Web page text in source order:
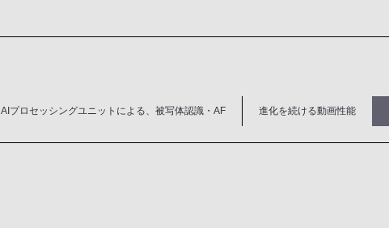
AIプロセッシングユニットによる、被写体認識・AF 進化を続ける動画性能